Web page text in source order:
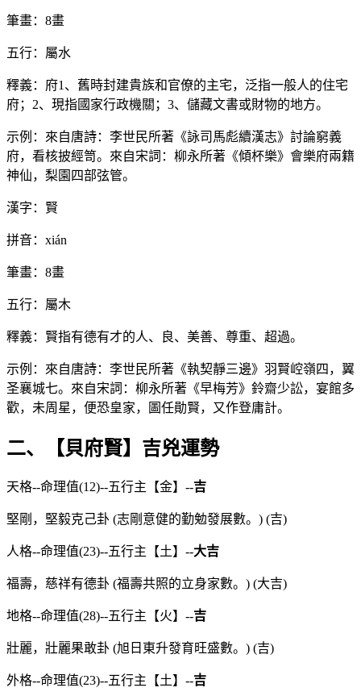
筆畫：8畫
五行：屬水
釋義：府1、舊時封建貴族和官僚的主宅，泛指一般人的住宅
府；2、現指國家行政機關；3、儲藏文書或財物的地方。
示例：來自唐詩：李世民所著《詠司馬彪續漢志》討論窮義
府，看核披經笥。來自宋詞：柳永所著《傾杯樂》會樂府兩籍
神仙，梨園四部弦管。
漢字：賢
拼音：xián
筆畫：8畫
五行：屬木
釋義：賢指有德有才的人、良、美善、尊重、超過。
示例：來自唐詩：李世民所著《執契靜三邊》羽賢崆嶺四，翼
圣襄城七。來自宋詞：柳永所著《早梅芳》鈴齋少訟，宴館多
歡，未周星，便恐皇家，圖任勛賢，又作登庸計。
二、【貝府賢】吉兇運勢
天格--命理值(12)--五行主【金】--吉
堅剛，堅毅克己卦 (志剛意健的勤勉發展數。) (吉)
人格--命理值(23)--五行主【土】--大吉
福壽，慈祥有德卦 (福壽共照的立身家數。) (大吉)
地格--命理值(28)--五行主【火】--吉
壯麗，壯麗果敢卦 (旭日東升發育旺盛數。) (吉)
外格--命理值(23)--五行主【土】--吉